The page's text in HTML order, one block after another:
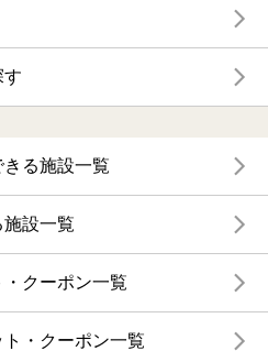
す
る施設一覧
設一覧
クーポン一覧
・クーポン一覧